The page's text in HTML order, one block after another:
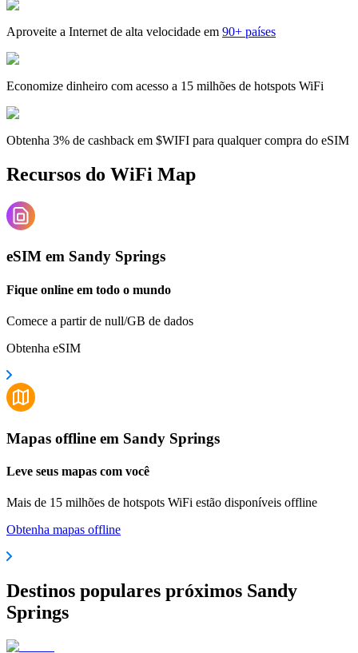
Aproveite a Internet de alta velocidade em 90+ países
Economize dinheiro com acesso a 15 milhões de hotspots WiFi
Obtenha 3% de cashback em $WIFI para qualquer compra do eSIM
Recursos do WiFi Map
eSIM em Sandy Springs
Fique online em todo o mundo
Comece a partir de null/GB de dados
Obtenha eSIM
Mapas offline em Sandy Springs
Leve seus mapas com você
Mais de 15 milhões de hotspots WiFi estão disponíveis offline
Obtenha mapas offline
Destinos populares próximos Sandy
Springs